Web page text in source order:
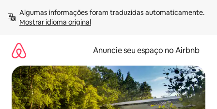
para
Mostrar idioma original
Anuncie seu espaço no Airbnb